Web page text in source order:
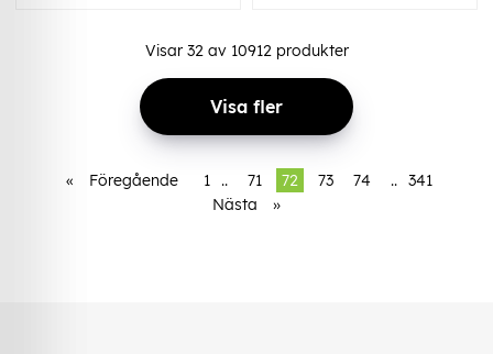
Visar 32av 10912produkter
Visa fler
« Föregående 1 .. 71 72 73 74 .. 341
Nästa
»